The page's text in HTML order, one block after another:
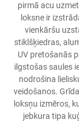
pirmā acu
loksne ir
vienkāršu
stiklšķiedras,
UV pretošanās
ilgstošas saules
nodrošina
veidošanos.
loksņu izmēros,
jebkura tipa